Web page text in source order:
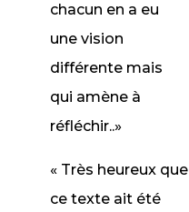
chacun en a eu
une vision
différente mais
qui amène à
réfléchir..»
« Très heureux que
ce texte ait été